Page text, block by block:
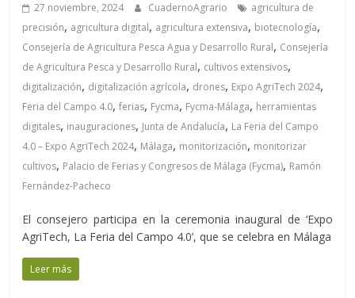
27 noviembre, 2024 CuadernoAgrario
agricultura de
precisión, agricultura digital, agricultura extensiva, biotecnología,
Consejería de Agricultura Pesca Agua y Desarrollo Rural, Consejería
de Agricultura Pesca y Desarrollo Rural, cultivos extensivos,
digitalización, digitalización agrícola, drones, Expo AgriTech 2024,
Feria del Campo 4.0,ferias, Fycma, Fycma-Málaga, herramientas
digitales, inauguraciones, Junta de Andalucía, La Feria del Campo
4.0 – Expo AgriTech 2024, Málaga, monitorización, monitorizar
cultivos, Palacio de Ferias y Congresos de Málaga (Fycma), Ramón
Fernández-Pacheco
El consejero participa en la ceremonia inaugural de ‘Expo
AgriTech, La Feria del Campo 4.0’, que se celebra en Málaga
Leer más